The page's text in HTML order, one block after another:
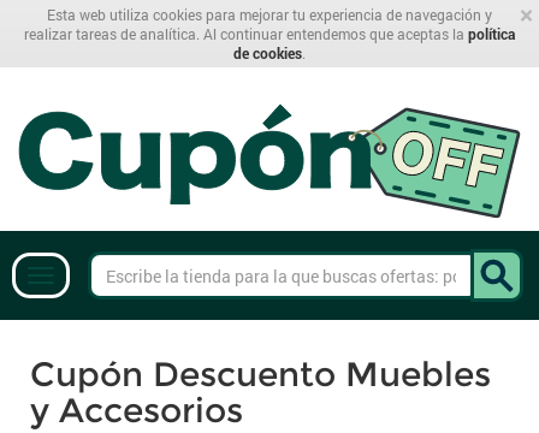
×
Esta web utiliza cookies para mejorar tu experiencia de navegación y
realizar tareas de analítica. Al continuar entendemos que aceptas la política
de cookies
Cupón Descuento Muebles
y Accesorios